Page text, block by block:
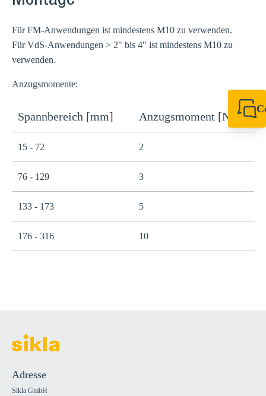
Für FM-Anwendungen ist mindestens M10 zu verwenden.
Für VdS-Anwendungen > 2" bis 4" ist mindestens M10 zu
verwenden.
Anzugsmomente:
Spannbereich [mm] Anzugsmoment [Nm]
15 - 72 2
76 - 129 3
133 - 173 5
176 - 316 10
Adresse
Sikla GmbH